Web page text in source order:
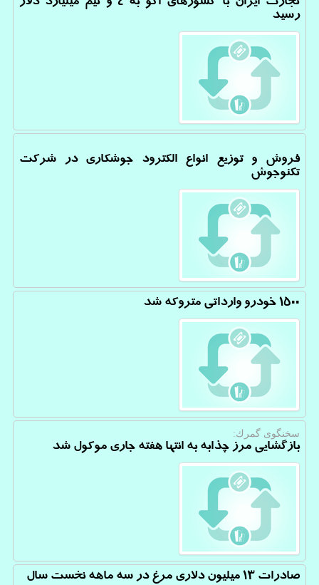
تجارت ایران با كشورهای اكو به ۴ و نیم میلیارد دلار
رسید
فروش و توزیع انواع الكترود جوشكاری در شركت
تكنوجوش
1500 خودرو وارداتی متروكه شد
سخنگوی گمرك:
بازگشایی مرز چذابه به انتها هفته جاری موكول شد
صادرات ۱۳ میلیون دلاری مرغ در سه ماهه نخست سال